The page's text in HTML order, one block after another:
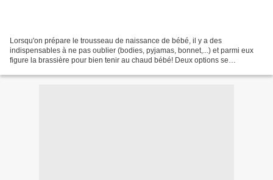
Lorsqu'on prépare le trousseau de naissance de bébé, il y a des
indispensables à ne pas oublier (bodies, pyjamas, bonnet,...) et parmi eux
figure la brassière pour bien tenir au chaud bébé! Deux options se